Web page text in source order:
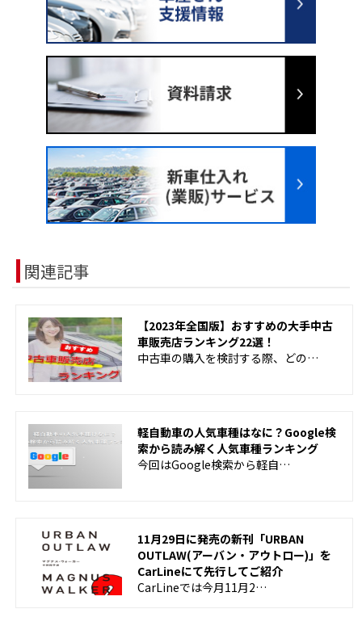
関連記事
【2023年全国版】おすすめの大手中古
車販売店ランキング22選！
中古車の購入を検討する際、どの…
軽自動車の人気車種はなに？Google検
索から読み解く人気車種ランキング
今回はGoogle検索から軽自…
11月29日に発売の新刊「URBAN
OUTLAW(アーバン・アウトロー)」を
CarLineにて先行してご紹介
CarLineでは今月11月2…